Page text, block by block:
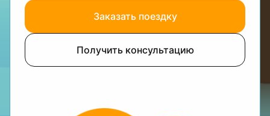
Заказать поездку
Получить консультацию